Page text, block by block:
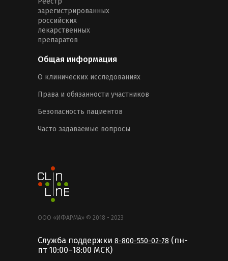
зарегистрированных
российских
лекарственных
препаратов
Общая информация
О клинических исследованиях
Права и обязанности участников
Безопасность пациентов
Часто задаваемые вопросы
ООО «ИФАРМА» © 2018 - 2023
Служба поддержки 8-800-550-02-78 (пн-
пт 10:00–18:00 MCК)